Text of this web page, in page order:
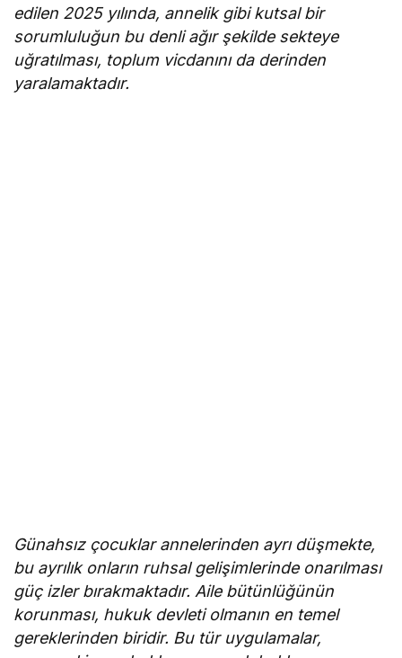
edilen 2025 yılında, annelik gibi kutsal bir
sorumluluğun bu denli ağır şekilde sekteye
uğratılması, toplum vicdanını da derinden
yaralamaktadır.
Günahsız çocuklar annelerinden ayrı düşmekte,
bu ayrılık onların ruhsal gelişimlerinde onarılması
güç izler bırakmaktadır. Aile bütünlüğünün
korunması, hukuk devleti olmanın en temel
gereklerinden biridir. Bu tür uygulamalar,